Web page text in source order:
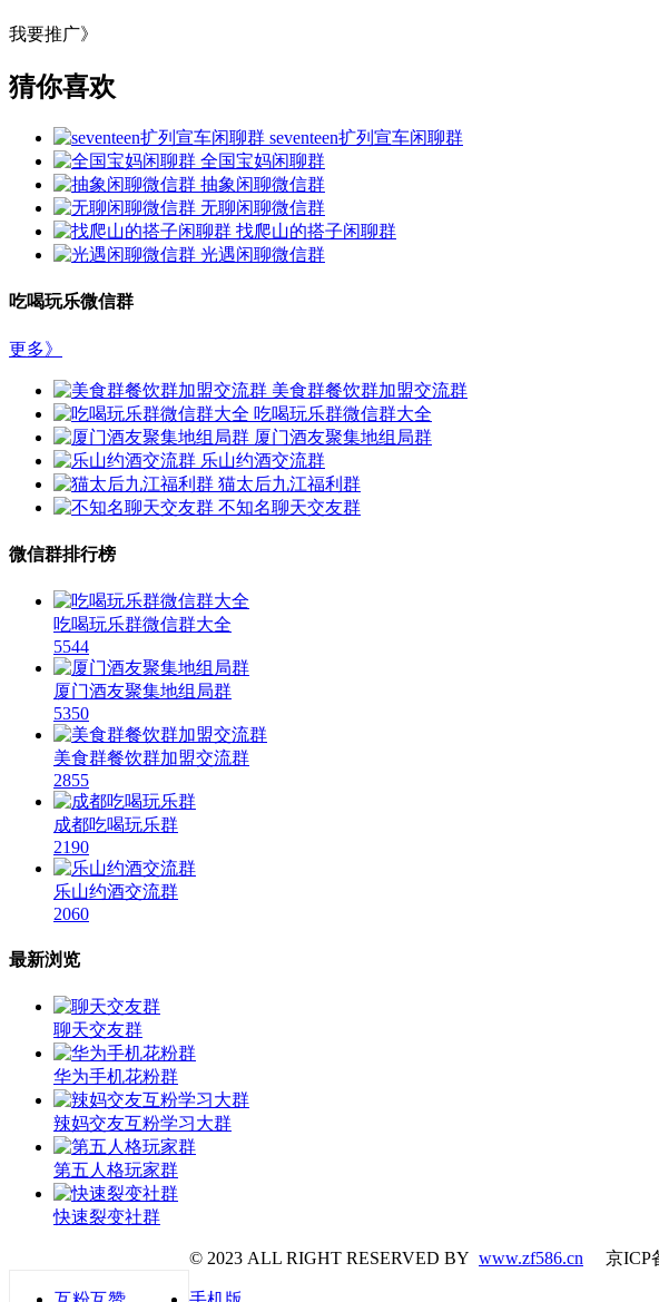
我要推广》
猜你喜欢
seventeen扩列宣车闲聊群
全国宝妈闲聊群
抽象闲聊微信群
无聊闲聊微信群
找爬山的搭子闲聊群
光遇闲聊微信群
吃喝玩乐微信群
更多》
美食群餐饮群加盟交流群
吃喝玩乐群微信群大全
厦门酒友聚集地组局群
乐山约酒交流群
猫太后九江福利群
不知名聊天交友群
微信群排行榜
吃喝玩乐群微信群大全
5544
厦门酒友聚集地组局群
5350
美食群餐饮群加盟交流群
2855
成都吃喝玩乐群
2190
乐山约酒交流群
2060
最新浏览
聊天交友群
华为手机花粉群
辣妈交友互粉学习大群
第五人格玩家群
快速裂变社群
© 2023 ALL RIGHT RESERVED BY www.zf586.cn 京ICP